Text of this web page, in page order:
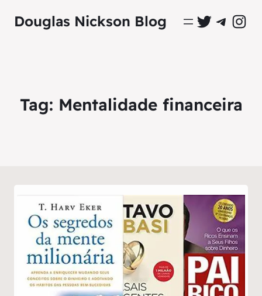
Douglas Nickson Blog Perfil Oficial no Twitter
Grupo Oficial no
Perfil
Tag: Mentalidade financeira